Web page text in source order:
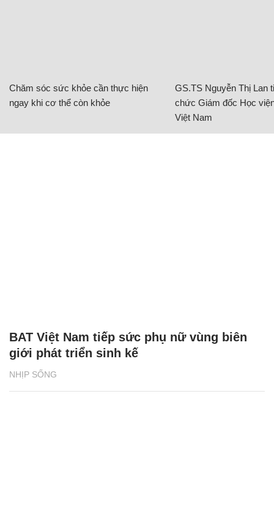
Chăm sóc sức khỏe cần thực hiện
ngay khi cơ thể còn khỏe
GS.TS Nguyễn Thị Lan
chức Giám đốc Học
Việt Nam
NHỊP SỐNG
BAT Việt Nam tiếp sức phụ nữ vùng biên
giới phát triển sinh kế